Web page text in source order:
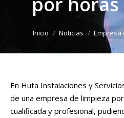
Inicio Noticias
En Huta Instalaciones y
de una empresa de limpieza
cualificada y profesional,